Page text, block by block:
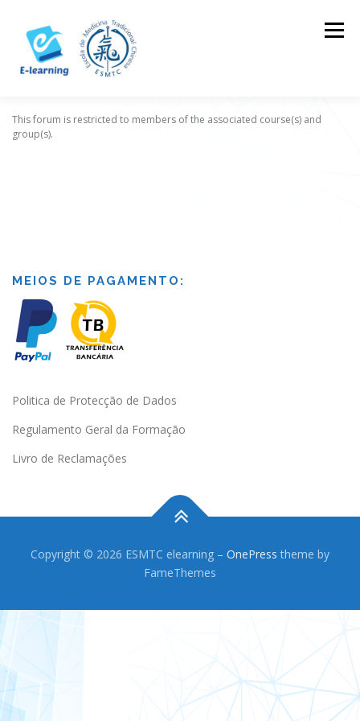
content
Menu
HOME CONTACTOS LOG IN
This forum is restricted to members of the associated course(s) and
group(s).
MEIOS DE PAGAMENTO:
Politica de Protecção de Dados
Regulamento Geral da Formação
Livro de Reclamações
Copyright © 2026 ESMTC elearning – OnePress theme by
FameThemes